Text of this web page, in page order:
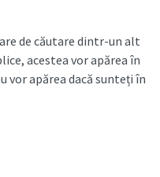
de căutare dintr-un alt
acestea vor apărea în
vor apărea dacă sunteți în